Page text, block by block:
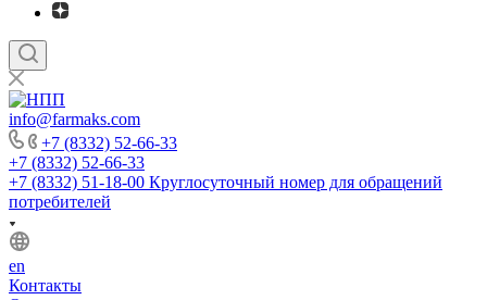
info@farmaks.com
+7 (8332) 52-66-33
+7 (8332) 52-66-33
+7 (8332) 51-18-00 Круглосуточный номер для обращений
потребителей
en
Контакты